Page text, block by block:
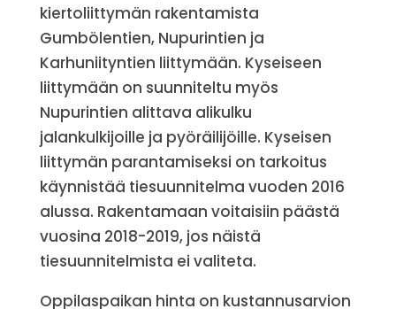
kiertoliittymän rakentamista
Gumbölentien, Nupurintien ja
Karhuniityntien liittymään. Kyseiseen
liittymään on suunniteltu myös
Nupurintien alittava alikulku
jalankulkijoille ja pyöräilijöille. Kyseisen
liittymän parantamiseksi on tarkoitus
käynnistää tiesuunnitelma vuoden 2016
alussa. Rakentamaan voitaisiin päästä
vuosina 2018-2019, jos näistä
tiesuunnitelmista ei valiteta.
Oppilaspaikan hinta on kustannusarvion